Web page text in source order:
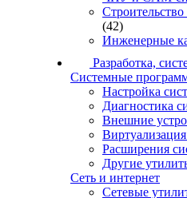
(42)
Инженерные
Разработка,
Системные
Настройка
Диагностика
Внешние
Виртуализация
Расширения
Другие
Сеть и интернет
Сетевые